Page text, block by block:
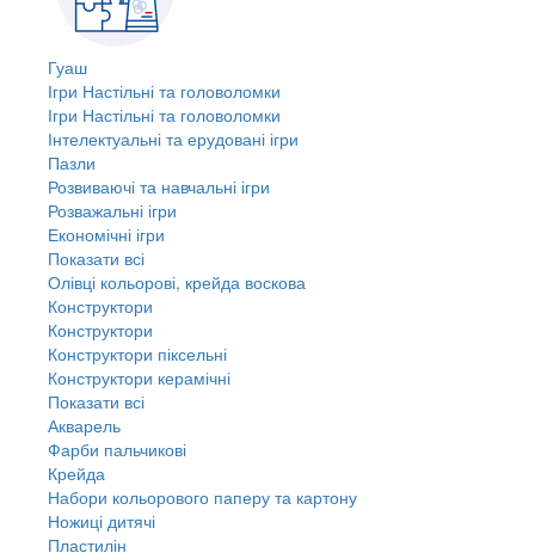
Гуаш
Ігри Настільні та головоломки
Ігри Настільні та головоломки
Інтелектуальні та ерудовані ігри
Пазли
Розвиваючі та навчальні ігри
Розважальні ігри
Економічні ігри
Показати всі
Олівці кольорові, крейда воскова
Конструктори
Конструктори
Конструктори піксельні
Конструктори керамічні
Показати всі
Акварель
Фарби пальчикові
Крейда
Набори кольорового паперу та картону
Ножиці дитячі
Пластилін